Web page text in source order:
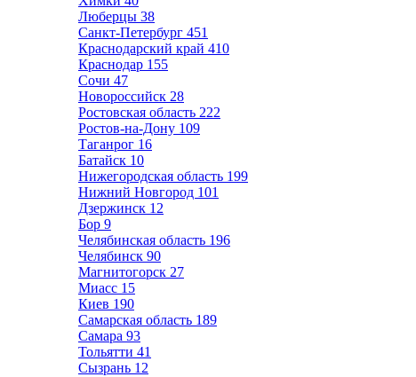
Люберцы 38
Санкт-Петербург 451
Краснодарский край 410
Краснодар 155
Сочи 47
Новороссийск 28
Ростовская область 222
Ростов-на-Дону 109
Таганрог 16
Батайск 10
Нижегородская область 199
Нижний Новгород 101
Дзержинск 12
Бор 9
Челябинская область 196
Челябинск 90
Магнитогорск 27
Миасс 15
Киев 190
Самарская область 189
Самара 93
Тольятти 41
Сызрань 12